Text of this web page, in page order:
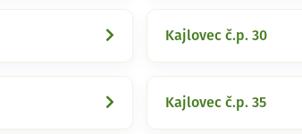
Kajlovec č.p. 30
Kajlovec č.p. 35